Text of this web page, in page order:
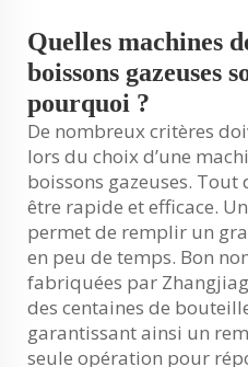
Quelles machines
boissons gazeuses
pourquoi ?
De nombreux critères
lors du choix d’une
boissons gazeuses.
être rapide et efficace.
permet de remplir un
en peu de temps. Bon
fabriquées par
des centaines de
garantissant ainsi un
seule opération pour